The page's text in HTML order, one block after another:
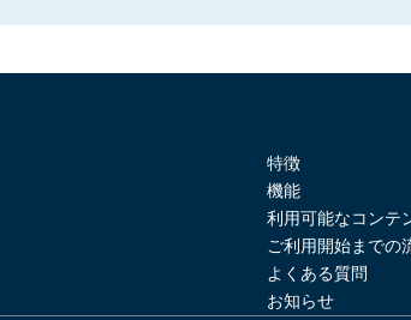
特徴
機能
利用可能なコンテ
ご利用開始までの
よくある質問
お知らせ